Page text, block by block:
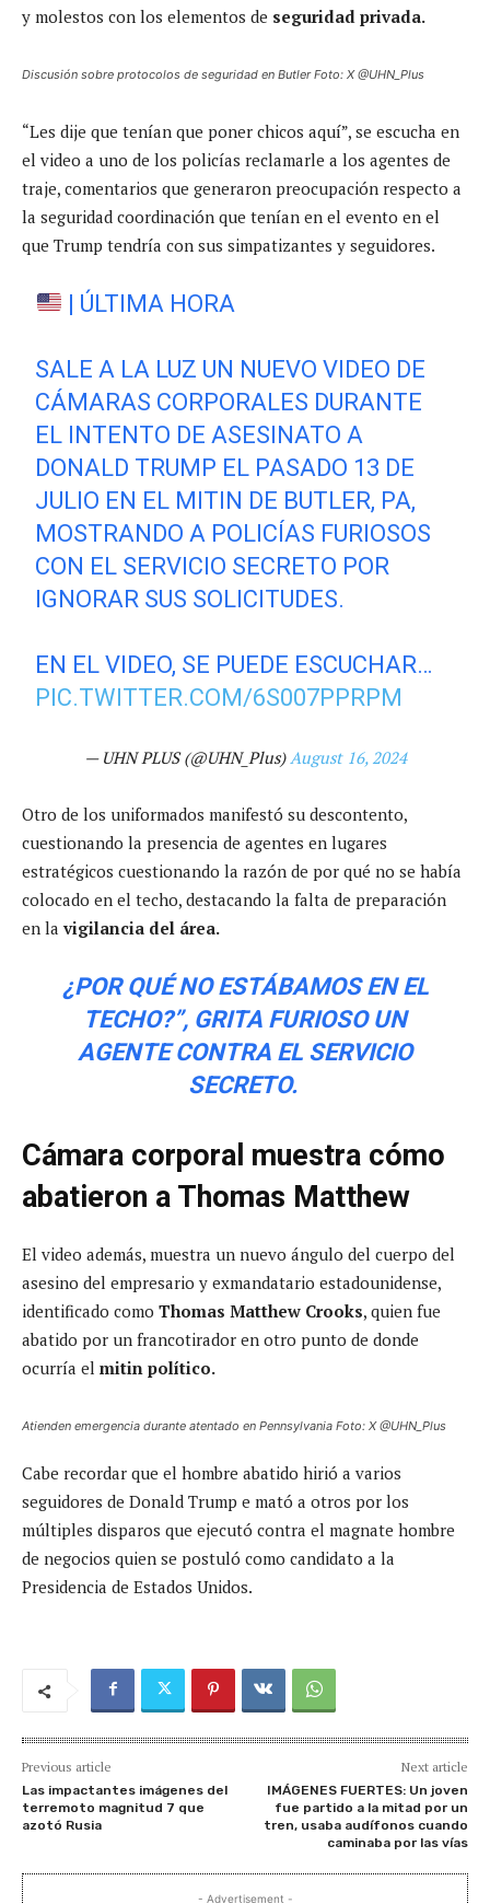
y molestos con los elementos de seguridad privada.
Discusión sobre protocolos de seguridad en Butler Foto: X @UHN_Plus
“Les dije que tenían que poner chicos aquí”, se escucha en
el video a uno de los policías reclamarle a los agentes de
traje, comentarios que generaron preocupación respecto a
la seguridad coordinación que tenían en el evento en el
que Trump tendría con sus simpatizantes y seguidores.
| ÚLTIMA HORA
SALE A LA LUZ UN NUEVO VIDEO DE
CÁMARAS CORPORALES DURANTE
EL INTENTO DE ASESINATO A
DONALD TRUMP EL PASADO 13 DE
JULIO EN EL MITIN DE BUTLER, PA,
MOSTRANDO A POLICÍAS FURIOSOS
CON EL SERVICIO SECRETO POR
IGNORAR SUS SOLICITUDES.
EN EL VIDEO, SE PUEDE ESCUCHAR…
PIC.TWITTER.COM/6S007PPRPM
— UHN PLUS (@UHN_Plus) August 16, 2024
Otro de los uniformados manifestó su descontento,
cuestionando la presencia de agentes en lugares
estratégicos cuestionando la razón de por qué no se había
colocado en el techo, destacando la falta de preparación
en la vigilancia del área.
¿POR QUÉ NO ESTÁBAMOS EN EL
TECHO?”, GRITA FURIOSO UN
AGENTE CONTRA EL SERVICIO
SECRETO.
Cámara corporal muestra cómo
abatieron a Thomas Matthew
El video además, muestra un nuevo ángulo del cuerpo del
asesino del empresario y exmandatario estadounidense,
identificado como Thomas Matthew Crooks, quien fue
abatido por un francotirador en otro punto de donde
ocurría el mitin político.
Atienden emergencia durante atentado en Pennsylvania Foto: X @UHN_Plus
Cabe recordar que el hombre abatido hirió a varios
seguidores de Donald Trump e mató a otros por los
múltiples disparos que ejecutó contra el magnate hombre
de negocios quien se postuló como candidato a la
Presidencia de Estados Unidos.
Previous article
Las impactantes imágenes del
terremoto magnitud 7 que
azotó Rusia
Next article
IMÁGENES FUERTES: Un joven
fue partido a la mitad por un
tren, usaba audífonos cuando
caminaba por las vías
- Advertisement -